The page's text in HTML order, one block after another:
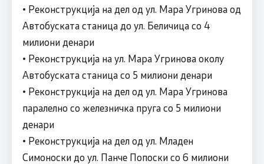
• Реконструкција на дел од ул. Мара Угринова од
Автобуската станица до ул. Беличица со 4
милиони денари
• Реконструкција на ул. Мара Угринова околу
Автобуската станица со 5 милиони денари
• Реконструкција на дел од ул. Мара Угринова
паралелно со железничка пруга со 5 милиони
денари
• Реконструкција на дел од ул. Младен
Симоноски до ул. Панче Попоски со 6 милиони